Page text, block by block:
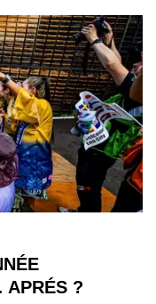
APRÉS ?